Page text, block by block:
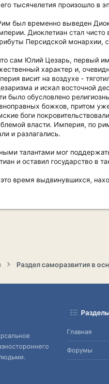
тысячелетия произошло в
был временно выведен
Диоклетиан стал
Персидской монархии,
сам Юлий Цезарь, первый
характер и,
висит на воздухе -
и искал восточной
было обусловлено
божков, притом
боги
власти. Империя, по
и разлагались.
талантами мог
и оставил государство в
время выдвинувшихся,
Главная
Форумы